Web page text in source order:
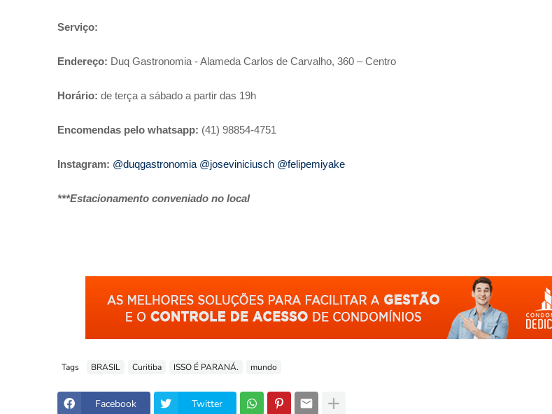
Serviço:
Endereço: Duq Gastronomia - Alameda Carlos de Carvalho, 360 – Centro
Horário: de terça a sábado a partir das 19h
Encomendas pelo whatsapp: (41) 98854-4751
Instagram: @duqgastronomia @joseviniciusch @felipemiyake
***Estacionamento conveniado no local
Tags BRASIL Curitiba ISSO É PARANÁ. mundo
Facebook Twitter